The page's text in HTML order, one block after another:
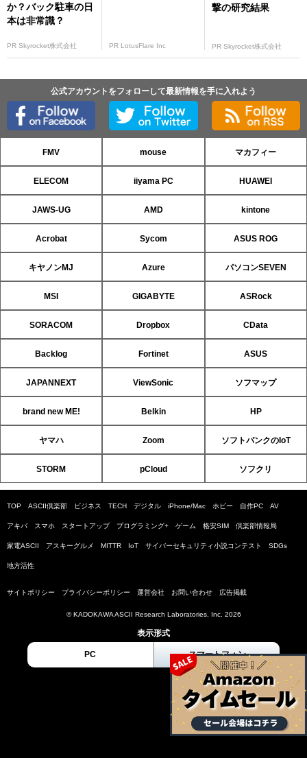
か？バック駐車の日
本は非常識？
PR Skyrocket株式会社 PR LotusFlare Inc
撃の研究結果
PR Skyrocket株式会社
公式アカウントをフォローして最新情報を手に入れよう
FMV mouse マカフィー
ELECOM iiyama PC HUAWEI
JAWS-UG AMD kintone
Acrobat Sycom ASUS ROG
キヤノンMJ Azure パソコンSEVEN
MSI GIGABYTE ASRock
SORACOM Dropbox CData
Backlog Fortinet ASUS
JAPANNEXT ViewSonic ソフマップ
brand new ME! Belkin HP
ヤマハ Zoom ソフトバンクのIoT
STORM pCloud ソフクリ
TOP ASCII倶楽部 ビジネス TECH デジタル iPhone/Mac ホビー 自作PC AV
アキバ スマホ スタートアップ プログラミング+ ゲーム 格安SIM 倶楽部情報局
家電ASCII アスキーグルメ MITTR IoT サイバーセキュリティ小説コンテスト SDGs
地方活性
サイトポリシー プライバシーポリシー 運営会社 お問い合わせ 広告掲載
© KADOKAWA ASCII Research Laboratories, Inc. 2026
表示形式
PC スマートフォン